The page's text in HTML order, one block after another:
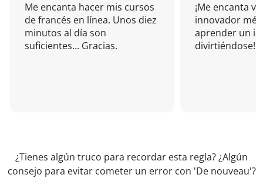
Me encanta hacer mis cursos
de francés en línea. Unos diez
minutos al día son
suficientes... Gracias.
¡Me encanta
innovador
aprender un
divirtiéndose!
¿Tienes algún truco para recordar esta regla? ¿Algún
consejo para evitar cometer un error con 'De nouveau'?